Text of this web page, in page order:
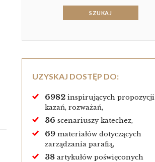
UZYSKAJ DOSTĘP DO:
6982 inspirujących propozycji
kazań, rozważań,
36 scenariuszy katechez,
69 materiałów dotyczących
zarządzania parafią,
38 artykułów poświęconych